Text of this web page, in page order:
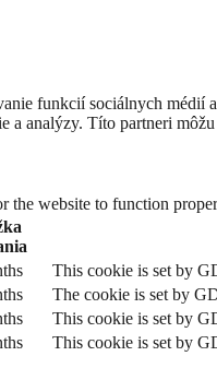
funkcií sociálnych médií
a analýzy. Títo partneri
the website to function
This cookie is set by
The cookie is set by
This cookie is set by
This cookie is set by